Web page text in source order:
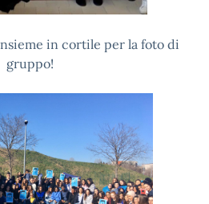
in cortile per la foto di
gruppo!